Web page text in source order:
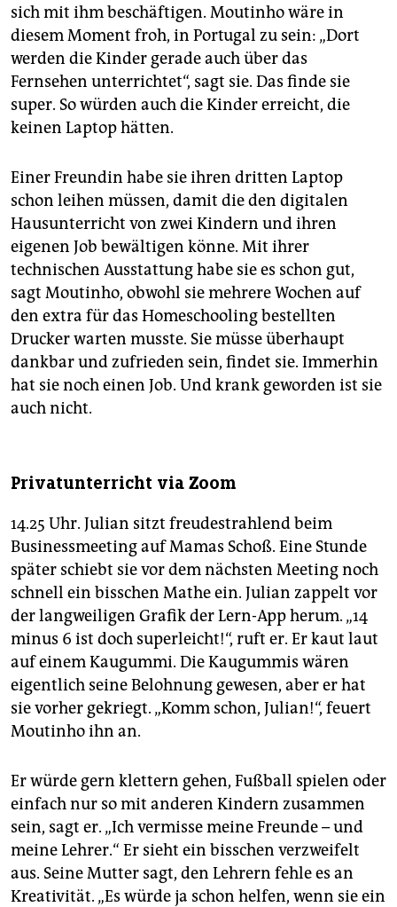
sich mit ihm beschäftigen. Moutinho wäre in
diesem Moment froh, in Portugal zu sein: „Dort
werden die Kinder gerade auch über das
Fernsehen unterrichtet“, sagt sie. Das finde sie
super. So würden auch die Kinder erreicht, die
keinen Laptop hätten.
Einer Freundin habe sie ihren dritten Laptop
schon leihen müssen, damit die den digitalen
Hausunterricht von zwei Kindern und ihren
eigenen Job bewältigen könne. Mit ihrer
technischen Ausstattung habe sie es schon gut,
sagt Moutinho, obwohl sie mehrere Wochen auf
den extra für das Homeschooling bestellten
Drucker warten musste. Sie müsse überhaupt
dankbar und zufrieden sein, findet sie. Immerhin
hat sie noch einen Job. Und krank geworden ist sie
auch nicht.
Privatunterricht via Zoom
14.25 Uhr. Julian sitzt freudestrahlend beim
Businessmeeting auf Mamas Schoß. Eine Stunde
später schiebt sie vor dem nächsten Meeting noch
schnell ein bisschen Mathe ein. Julian zappelt vor
der langweiligen Grafik der Lern-App herum. „14
minus 6 ist doch superleicht!“, ruft er. Er kaut laut
auf einem Kaugummi. Die Kaugummis wären
eigentlich seine Belohnung gewesen, aber er hat
sie vorher gekriegt. „Komm schon, Julian!“, feuert
Moutinho ihn an.
Er würde gern klettern gehen, Fußball spielen oder
einfach nur so mit anderen Kindern zusammen
sein, sagt er. „Ich vermisse meine Freunde – und
meine Lehrer.“ Er sieht ein bisschen verzweifelt
aus. Seine Mutter sagt, den Lehrern fehle es an
Kreativität. „Es würde ja schon helfen, wenn sie ein